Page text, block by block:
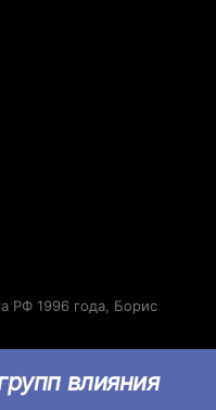
РФ 1996 года, Борис
влияния